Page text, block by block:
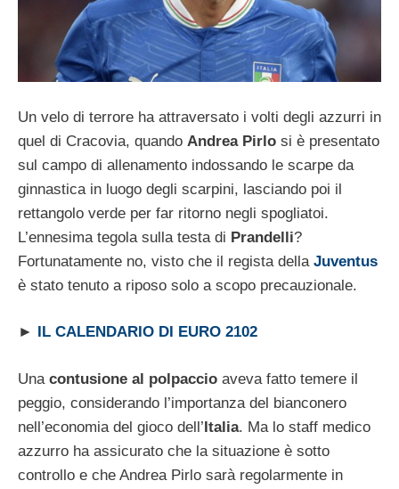
Un velo di terrore ha attraversato i volti degli azzurri in
quel di Cracovia, quando Andrea Pirlo si è presentato
sul campo di allenamento indossando le scarpe da
ginnastica in luogo degli scarpini, lasciando poi il
rettangolo verde per far ritorno negli spogliatoi.
L’ennesima tegola sulla testa di Prandelli?
Fortunatamente no, visto che il regista della Juventus
è stato tenuto a riposo solo a scopo precauzionale.
► IL CALENDARIO DI EURO 2102
Una contusione al polpaccio aveva fatto temere il
peggio, considerando l’importanza del bianconero
nell’economia del gioco dell’Italia. Ma lo staff medico
azzurro ha assicurato che la situazione è sotto
controllo e che Andrea Pirlo sarà regolarmente in